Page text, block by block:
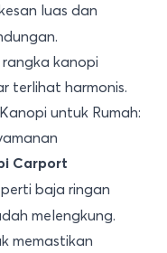
luas dan
kanopi
terlihat harmonis.
untuk Rumah:
Carport
baja ringan
melengkung.
memastikan